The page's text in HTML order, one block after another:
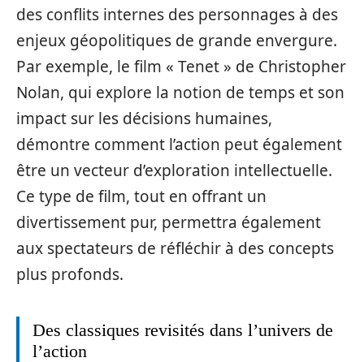
des conflits internes des personnages à des
enjeux géopolitiques de grande envergure.
Par exemple, le film « Tenet » de Christopher
Nolan, qui explore la notion de temps et son
impact sur les décisions humaines,
démontre comment l’action peut également
être un vecteur d’exploration intellectuelle.
Ce type de film, tout en offrant un
divertissement pur, permettra également
aux spectateurs de réfléchir à des concepts
plus profonds.
Des classiques revisités dans l’univers de
l’action